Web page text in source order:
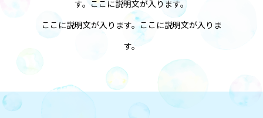
す。ここに説明文が入ります。
ここに説明文が入ります。ここに説明文が入りま
す。